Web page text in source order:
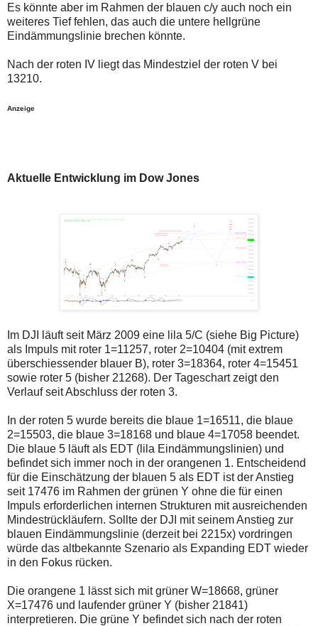
Es könnte aber im Rahmen der blauen c/y auch noch ein
weiteres Tief fehlen, das auch die untere hellgrüne
Eindämmungslinie brechen könnte.
Nach der roten IV liegt das Mindestziel der roten V bei
13210.
Anzeige
Aktuelle Entwicklung im Dow Jones
Im DJI läuft seit März 2009 eine lila 5/C (siehe Big Picture)
als Impuls mit roter 1=11257, roter 2=10404 (mit extrem
überschiessender blauer B), roter 3=18364, roter 4=15451
sowie roter 5 (bisher 21268). Der Tageschart zeigt den
Verlauf seit Abschluss der roten 3.
In der roten 5 wurde bereits die blaue 1=16511, die blaue
2=15503, die blaue 3=18168 und blaue 4=17058 beendet.
Die blaue 5 läuft als EDT (lila Eindämmungslinien) und
befindet sich immer noch in der orangenen 1. Entscheidend
für die Einschätzung der blauen 5 als EDT ist der Anstieg
seit 17476 im Rahmen der grünen Y ohne die für einen
Impuls erforderlichen internen Strukturen mit ausreichenden
Mindestrückläufern. Sollte der DJI mit seinem Anstieg zur
blauen Eindämmungslinie (derzeit bei 2215x) vordringen
würde das altbekannte Szenario als Expanding EDT wieder
in den Fokus rücken.
Die orangene 1 lässt sich mit grüner W=18668, grüner
X=17476 und laufender grüner Y (bisher 21841)
interpretieren. Die grüne Y befindet sich nach der roten